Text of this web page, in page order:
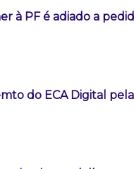
à PF é adiado a
do ECA Digital